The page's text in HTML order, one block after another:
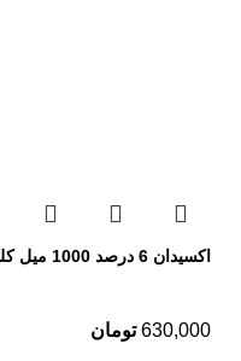
اکسیدان 6 درصد 1000 میل کلینیک
630,000 تومان